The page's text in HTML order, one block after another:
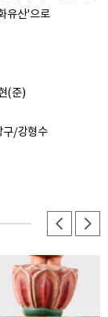
유산'으로
(준)
○ 가야금/이여진, 거문고/이재하(준), 아쟁/윤서경, 장구/강형수